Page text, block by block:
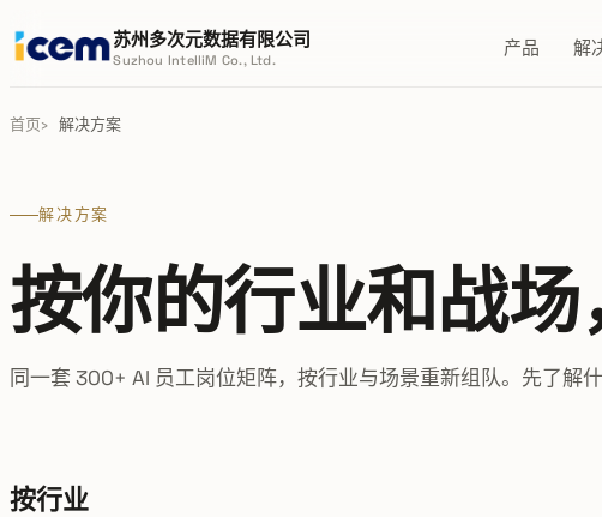
苏州多次元数据有限公司
Suzhou IntelliM Co., Ltd.
产品 解
首页 解决方案
解决方案
按你的行业和战
同一套 300+ AI 员工岗位矩阵，按行业与场景重新组队。先了解
按行业